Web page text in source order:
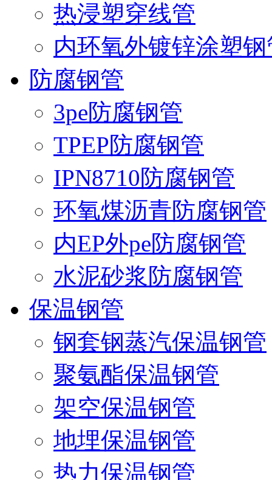
热浸塑穿线管
内环氧外镀锌涂塑钢
防腐钢管
3pe防腐钢管
TPEP防腐钢管
IPN8710防腐钢管
环氧煤沥青防腐钢管
内EP外pe防腐钢管
水泥砂浆防腐钢管
保温钢管
钢套钢蒸汽保温钢管
聚氨酯保温钢管
架空保温钢管
地埋保温钢管
热力保温钢管